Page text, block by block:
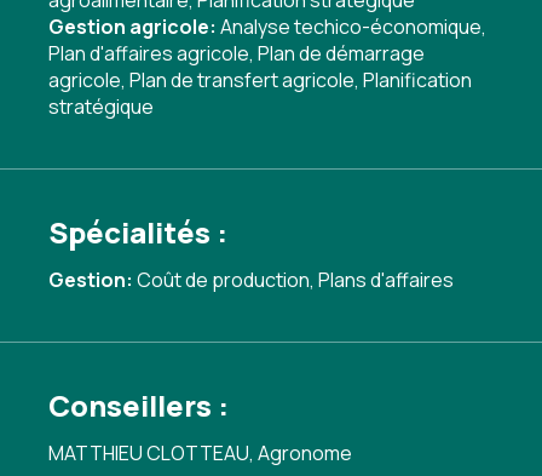
Gestion agricole: Analyse techico-économique,
Plan d'affaires agricole, Plan de démarrage
agricole, Plan de transfert agricole, Planification
stratégique
Spécialités :
Gestion: Coût de production, Plans d'affaires
Conseillers :
MATTHIEU CLOTTEAU, Agronome